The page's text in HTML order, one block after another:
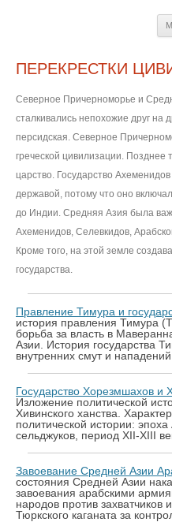
ПЕРЕКРЕСТКИ
Северное Причерноморье и
сталкивались непохожие друг на
персидская. Северное
греческой цивилизации. Позднее
царство. Государство
державой, потому что оно
до Индии. Средняя Азия была
Ахеменидов, Селевкидов,
Кроме того, на этой земле
государства.
Правление Тимура и
история правления Тимура
борьба за власть в
Азии. История государства
внутренних смут и нападений
Государство Хорезмшахов и
Изложение политической
Хивинского ханства.
политической истории:
сельджуков, период XII-XIII
Завоевание Средней Азии
состояния Средней Азии
завоевания арабскими
народов против
Тюркского каганата за